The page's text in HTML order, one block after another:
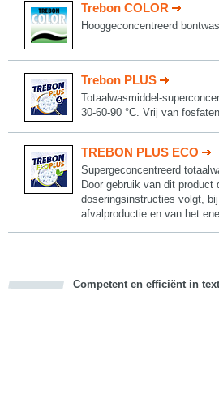
Trebon COLOR
Hooggeconcentreerd
Trebon PLUS
Totaalwasmiddel-
30-60-90 °C. Vrij van
TREBON PLUS ECO
Supergeconcentreerd
Door gebruik van dit
doseringsinstructies volgt,
afvalproductie en van het
Competent en efficiënt in